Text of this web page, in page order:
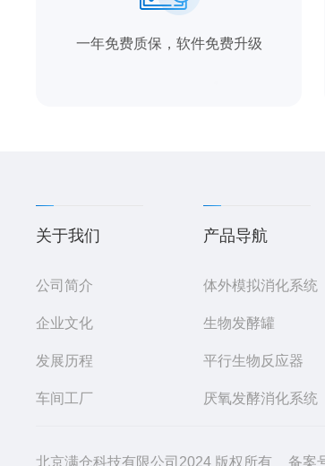
一年免费质保，软件免费升级
关于我们
公司简介
企业文化
发展历程
车间工厂
产品导航
体外模拟消化系统
生物发酵罐
平行生物反应器
厌氧发酵消化系统
北京满仓科技有限公司2024 版权所有 备案